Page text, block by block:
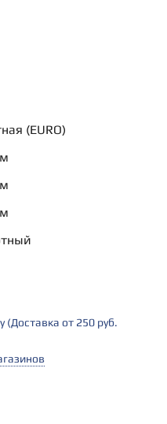
(EURO)
(Доставка от 250 руб.